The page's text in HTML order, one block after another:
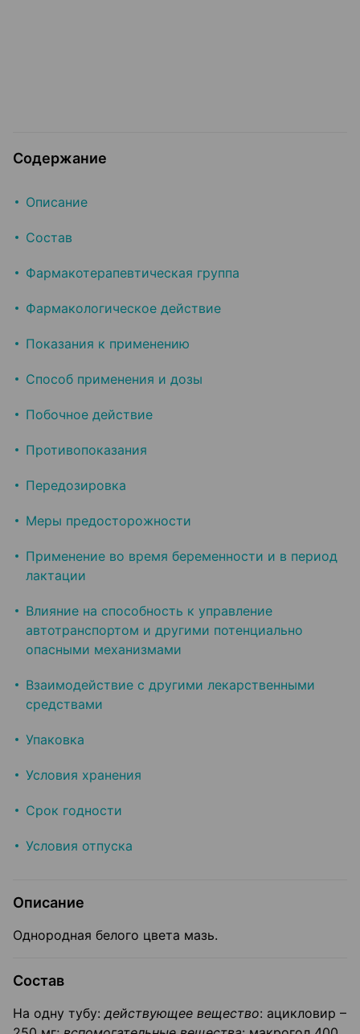
Содержание
Описание
Состав
Фармакотерапевтическая группа
Фармакологическое действие
Показания к применению
Способ применения и дозы
Побочное действие
Противопоказания
Передозировка
Меры предосторожности
Применение во время беременности и в период
лактации
Влияние на способность к управление
автотранспортом и другими потенциально
опасными механизмами
Взаимодействие с другими лекарственными
средствами
Упаковка
Условия хранения
Срок годности
Условия отпуска
Описание
Однородная белого цвета мазь.
Состав
На одну тубу:действующее вещество: ацикловир –